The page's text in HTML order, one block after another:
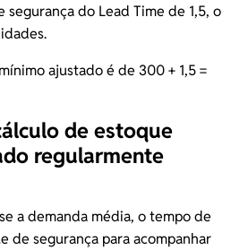
do Lead Time de 1,5, o
ajustado é de 300 + 1,5 =
de estoque
regularmente
a demanda média, o tempo de
de segurança para acompanhar